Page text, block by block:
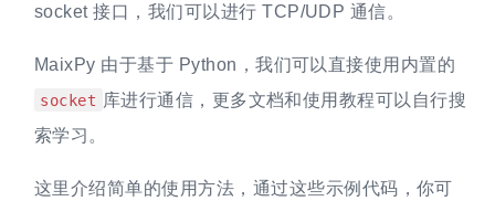
socket 接口，我们可以进行 TCP/UDP 通信。
MaixPy 由于基于 Python，我们可以直接使用内置的
socket 库进行通信，更多文档和使用教程可以自行搜
索学习。
这里介绍简单的使用方法，通过这些示例代码，你可